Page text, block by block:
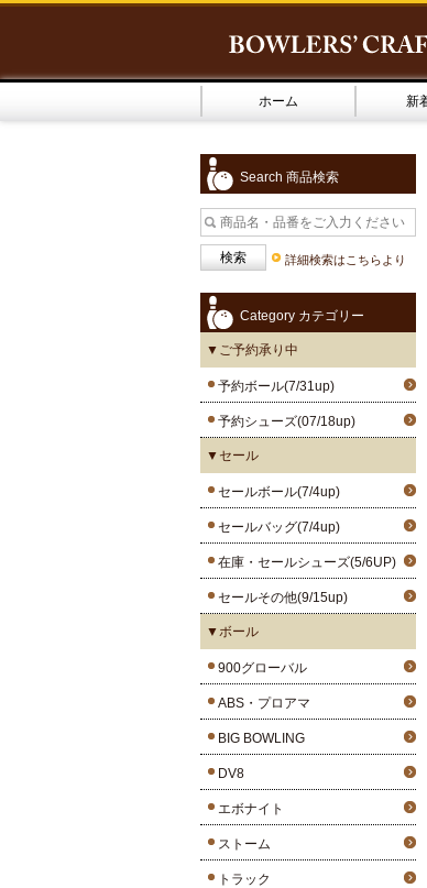
ホーム 新
Search 商品検索
詳細検索はこちらより
Category カテゴリー
▼ご予約承り中
予約ボール(7/31up)
予約シューズ(07/18up)
▼セール
セールボール(7/4up)
セールバッグ(7/4up)
在庫・セールシューズ(5/6UP)
セールその他(9/15up)
▼ボール
900グローバル
ABS・プロアマ
BIG BOWLING
DV8
エボナイト
ストーム
トラック